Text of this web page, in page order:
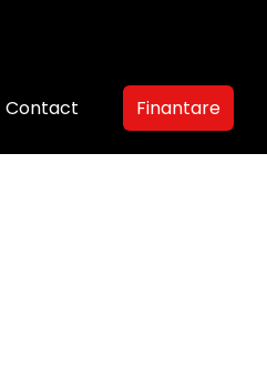
Contact Finantare